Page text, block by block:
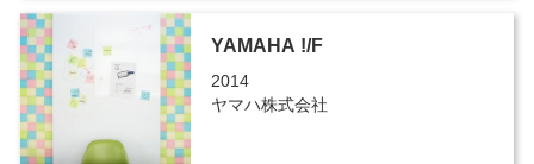
YAMAHA !/F
2014
ヤマハ株式会社